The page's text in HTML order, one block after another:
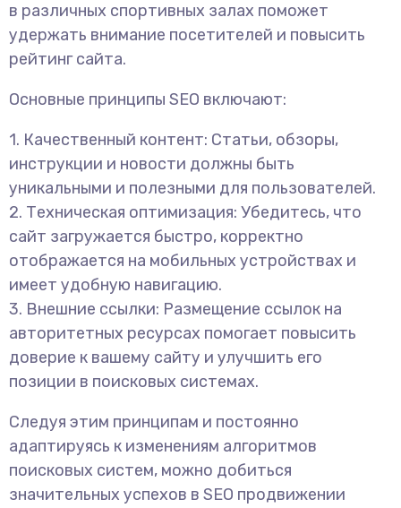
в различных спортивных залах поможет
удержать внимание посетителей и повысить
рейтинг сайта.
Основные принципы SEO включают:
1. Качественный контент: Статьи, обзоры,
инструкции и новости должны быть
уникальными и полезными для пользователей.
2. Техническая оптимизация: Убедитесь, что
сайт загружается быстро, корректно
отображается на мобильных устройствах и
имеет удобную навигацию.
3. Внешние ссылки: Размещение ссылок на
авторитетных ресурсах помогает повысить
доверие к вашему сайту и улучшить его
позиции в поисковых системах.
Следуя этим принципам и постоянно
адаптируясь к изменениям алгоритмов
поисковых систем, можно добиться
значительных успехов в SEO продвижении